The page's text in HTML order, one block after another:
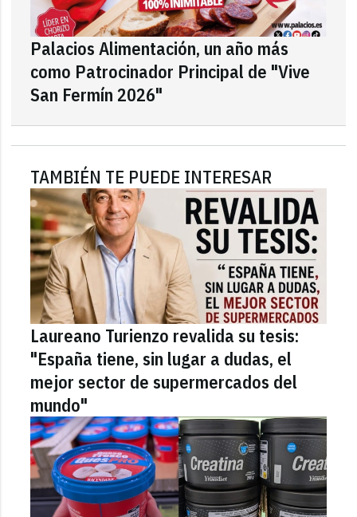
Palacios Alimentación, un año más
como Patrocinador Principal de "Vive
San Fermín 2026"
TAMBIÉN TE PUEDE INTERESAR
Laureano Turienzo revalida su tesis:
"España tiene, sin lugar a dudas, el
mejor sector de supermercados del
mundo"